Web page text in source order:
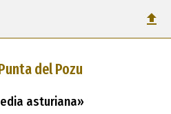
del Pozu
asturiana»